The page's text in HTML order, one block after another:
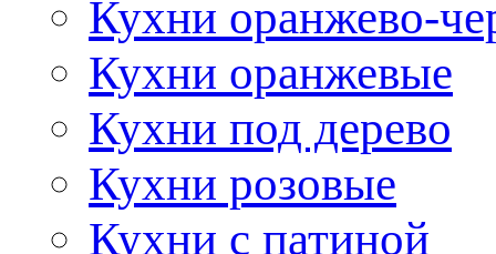
Кухни оранжево-
Кухни оранжевые
Кухни под дерево
Кухни розовые
Кухни с патиной